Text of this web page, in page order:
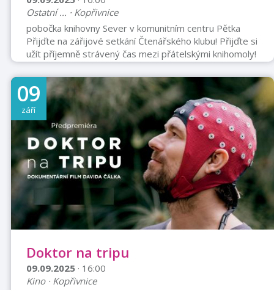
Ostatní ... · Kopřivnice
pobočka knihovny Sever v komunitním centru Pětka
Přijďte na zářijové setkání Čtenářského klubu! Přijďte si
užít příjemně strávený čas mezi přátelskými knihomoly!
Společně objevujeme zajímavé příběhy, debatujeme o
knihách a sdílíme čtenářské tipy. Na setkání se
nemusíte předem hlásit... Pořadatel akce: Půjčovna:
603 222 118, čítárna: 734 171 054, knihovna@kdk.cz
09
září
Doktor na tripu
09.09.2025 · 16:00
Kino · Kopřivnice